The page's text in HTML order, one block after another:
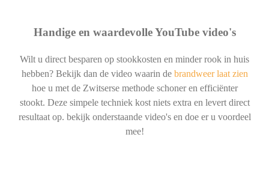
Handige en waardevolle YouTube video's
Wilt u direct besparen op stookkosten en minder rook in huis
hebben? Bekijk dan de video waarin de brandweer laat zien
hoe u met de Zwitserse methode schoner en efficiënter
stookt. Deze simpele techniek kost niets extra en levert direct
resultaat op. bekijk onderstaande video's en doe er u voordeel
mee!